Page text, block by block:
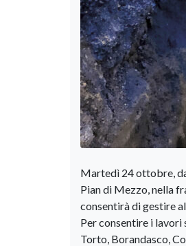
Martedì 24 ottobre,
Pian di Mezzo, nella
consentirà di gestire
Per consentire i lavori
Torto, Borandasco,